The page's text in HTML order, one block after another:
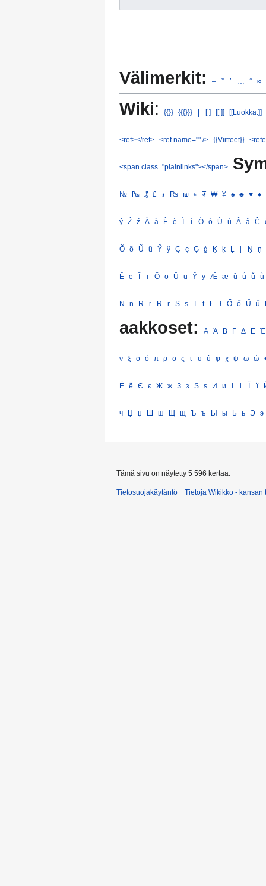
Välimerkit: – ” ’ ° ≈
Wiki: {{}} {{{}}} | [ ] [[ ]] [[Luokka:]]
<ref></ref> <ref name="" /> {{Viitteet}}
<span class="plainlinks"></span>
№ ₧ ₰ £ ៛ ₨ ₪ ৳ ₮ ₩ ¥ ♠ ♣ ♥ ♦
ý Ź ź À à È è Ì ì Ò ò Ù ù Â â Ĉ
Õ õ Ũ ũ Ỹ ỹ Ç ç Ģ ģ Ķ ķ Ļ ļ Ņ ņ
Ē ē Ī ī Ō ō Ū ū Ȳ ȳ Ǣ ǣ ǖ ǘ ǚ ǜ
Ṇ ṇ Ṛ ṛ Ṝ ṝ Ṣ ṣ Ṭ ṭ Ł ł Ő ő Ű ű
aakkoset: Α Ά Β Γ Δ Ε Έ
ν ξ ο ό π ρ σ ς τ υ ύ φ χ ψ ω ώ •
Ё ё Є є Ж ж З з Ѕ ѕ И и І і Ї ї
ч Џ џ Ш ш Щ щ Ъ ъ Ы ы Ь ь Э э
Tämä sivu on näytetty 5 596 kertaa.
Tietosuojakäytäntö Tietoja Wikikko - kansan